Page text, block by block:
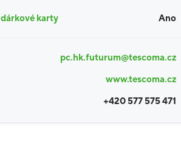
dárkové karty Ano
pc.hk.futurum@tescoma.cz
www.tescoma.cz
+420 577 575 471